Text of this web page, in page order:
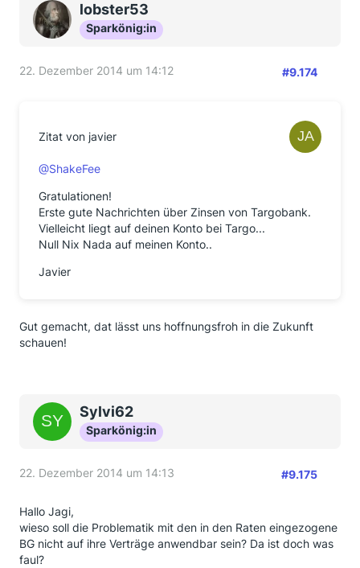
lobster53
Sparkönig:in
22. Dezember 2014 um 14:12 #9.174
Zitat von javier
@ShakeFee
Gratulationen!
Erste gute Nachrichten über Zinsen von Targobank.
Vielleicht liegt auf deinen Konto bei Targo...
Null Nix Nada auf meinen Konto..
Javier
Gut gemacht, dat lässt uns hoffnungsfroh in die Zukunft
schauen!
Sylvi62
Sparkönig:in
22. Dezember 2014 um 14:13 #9.175
Hallo Jagi,
wieso soll die Problematik mit den in den Raten eingezogene
BG nicht auf ihre Verträge anwendbar sein? Da ist doch was
faul?